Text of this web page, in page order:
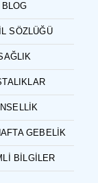
BLOG
SÖZLÜĞÜ
GEBELIK
BILGILER